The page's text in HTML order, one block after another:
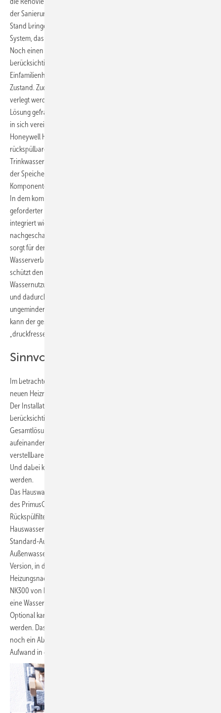
der Sanierung auch die Trinkwasserinstallation auf den neuesten
Stand bringen lassen. Dazu zählt auch immer ein gut durchdachtes
System, das den Wasserverbrauch und die Wasserhygiene beachtet.
Noch einen weiteren Aspekt galt es in dem Gebäude zu
berücksichtigen: Die veraltete Trinkwasserinstallation des
Einfamilienhauses befand sich in einem suboptimal verbauten
Zustand. Zudem sollte die neue Trinkwasserinstallation räumlich
verlegt werden. Aufgrund der beengten Platzverhältnisse war eine
Lösung gefragt, die auf kleinstem Raum alle erforderlichen Funktionen
in sich vereint. Die Entscheidung fiel auf das Primuscenter von
Honeywell Haustechnik. Vom Rückflussverhinderer bis zum
rückspülbaren Filter, vom Druckminderer bis zur
Trinkwasserverteilung für Speicher- und Hauswasserinstallation sowie
der Speichersicherheitsgruppe: Das Gerät integriert sämtliche
Komponenten.
In dem kompakten Hauswassercenter verbirgt sich viel Technik: Ein
geforderter kontrollierbarer Rückflussverhinderer ist genauso
integriert wie ein rückspülbarer Filter, der mit seinem Edelstahlsieb die
nachgeschaltete Anlage vor Einspülungen schützt. Der
sorgt für den optimalen Versorgungsdruck und hilft dadurch auch den
Wasserverbrauch zu optimieren. Das Warmwasser-Sicherheitsventil
schützt den Trinkwassererwärmer vor Überdruck. Für die optimale
Wassernutzung stehen zwei Wasserdrücke zur Verfügung: Gemindert
und dadurch auf das System angepasst für den Hausgebrauch und
ungemindert für den Garten- und Garagenwasseranschluss. Hier
kann der gesamte zur Verfügung stehende Druck für die sehr
„druckfressenden“ Verbraucher im Garten genutzt werden.
Sinnvoll und platzsparend
Im betrachteten Haus konnte das Primuscenter problemlos in den
neuen Heizraum integriert werden. Die Vorteile liegen auf der Hand:
Der Installateur muss bei der Montage nicht viele Einzelkomponenten
berücksichtigen, sondern kann Zeit- und Platzsparend eine
Gesamtlösung montieren, deren verschiedene Bestandteile perfekt
aufeinander abgestimmt sind. Das funktioniert dank eines
verstellbaren Befestigungssystems mit gerade mal drei Schrauben.
Und dabei kann auch der Rohrwandabstand variabel eingestellt
werden.
Das Hauswassercenter gibt es in drei Varianten. Die Basic-Ausführung
des PrimusCenters umfasst die Komponenten Rückflussverhinderer,
Rückspülfilter, Druckminderer, Trinkwasserverteilung für Speicher- und
Hauswasserinstallation sowie Speichersicherheitsgruppe. Die
Standard-Ausführung des Hauswassercenters bietet zusätzlich einen
Außenwasseranschluss. Daneben gibt es auch noch eine Upgrade-
Version, in der eine Rückspülautomatik und ein Anschluss-Set für die
Heizungsnachfüllung, zum Beispiel mit der Nachfüllkombination
NK300 von Honeywell, enthalten sind. Ein zusätzlicher Anschluss für
eine Wasserenthärtungseinheit ist bei allen Varianten erhältlich.
Optional kann jede Variante um mehrere Kaltwasserstränge erweitert
werden. Dass beim Einsatz eines solchen Hauswassercenters nur
noch ein Abwasseranschluss nötig ist, spart zusätzlich Platz und
Aufwand in der Abwasser-Installation.